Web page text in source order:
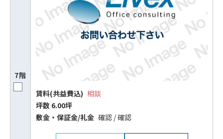
7階
賃料(共益費込) 相談
坪数 6.00坪
敷⾦‧保証⾦/礼⾦ 確認 / 確認